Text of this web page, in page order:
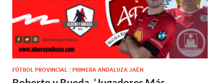
FÚTBOL PROVINCIAL / PRIMERA ANDALUZA JAÉN